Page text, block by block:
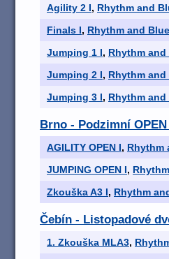
Agility 2 I, Rhythm and
Finals I, Rhythm and
Jumping 1 I, Rhythm and
Jumping 2 I, Rhythm and
Jumping 3 I, Rhythm and
Brno - Podzimní
AGILITY OPEN I, Rhythm
JUMPING OPEN I,
Zkouška A3 I, Rhythm
Čebín - Listopadové
1. Zkouška MLA3,